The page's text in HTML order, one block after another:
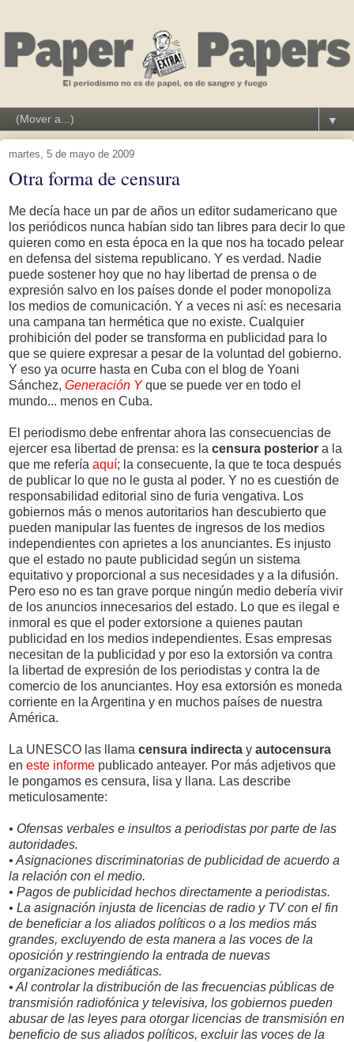
▼
martes, 5 de mayo de 2009
Otra forma de censura
Me decía hace un par de años un editor sudamericano que
los periódicos nunca habían sido tan libres para decir lo que
quieren como en esta época en la que nos ha tocado pelear
en defensa del sistema republicano. Y es verdad. Nadie
puede sostener hoy que no hay libertad de prensa o de
expresión salvo en los países donde el poder monopoliza
los medios de comunicación. Y a veces ni así: es necesaria
una campana tan hermética que no existe. Cualquier
prohibición del poder se transforma en publicidad para lo
que se quiere expresar a pesar de la voluntad del gobierno.
Y eso ya ocurre hasta en Cuba con el blog de Yoani
Sánchez, Generación Yque se puede ver en todo el
mundo... menos en Cuba.
El periodismo debe enfrentar ahora las consecuencias de
ejercer esa libertad de prensa: es la censura posterior a la
que me refería aquí; la consecuente, la que te toca después
de publicar lo que no le gusta al poder. Y no es cuestión de
responsabilidad editorial sino de furia vengativa. Los
gobiernos más o menos autoritarios han descubierto que
pueden manipular las fuentes de ingresos de los medios
independientes con aprietes a los anunciantes. Es injusto
que el estado no paute publicidad según un sistema
equitativo y proporcional a sus necesidades y a la difusión.
Pero eso no es tan grave porque ningún medio debería vivir
de los anuncios innecesarios del estado. Lo que es ilegal e
inmoral es que el poder extorsione a quienes pautan
publicidad en los medios independientes. Esas empresas
necesitan de la publicidad y por eso la extorsión va contra
la libertad de expresión de los periodistas y contra la de
comercio de los anunciantes. Hoy esa extorsión es moneda
corriente en la Argentina y en muchos países de nuestra
América.
La UNESCO las llama censura indirecta y autocensura
en este informe publicado anteayer. Por más adjetivos que
le pongamos es censura, lisa y llana. Las describe
meticulosamente:
• Ofensas verbales e insultos a periodistas por parte de las
autoridades.
• Asignaciones discriminatorias de publicidad de acuerdo a
la relación con el medio.
• Pagos de publicidad hechos directamente a periodistas.
• La asignación injusta de licencias de radio y TV con el fin
de beneficiar a los aliados políticos o a los medios más
grandes, excluyendo de esta manera a las voces de la
oposición y restringiendo la entrada de nuevas
organizaciones mediáticas.
• Al controlar la distribución de las frecuencias públicas de
transmisión radiofónica y televisiva, los gobiernos pueden
abusar de las leyes para otorgar licencias de transmisión en
beneficio de sus aliados políticos, excluir las voces de la